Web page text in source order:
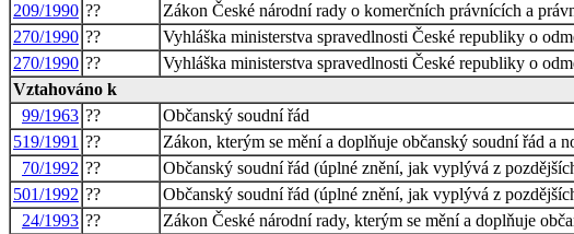
209/1990 ??
Zákon České národní rady o komerčních právnících a
270/1990 ??
Vyhláška ministerstva spravedlnosti České republiky o
270/1990 ??
Vyhláška ministerstva spravedlnosti České republiky o
Vztahováno k
99/1963 ??
Občanský soudní řád
519/1991 ??
Zákon, kterým se mění a doplňuje občanský soudní řád a
70/1992 ??
Občanský soudní řád (úplné znění, jak vyplývá z
501/1992 ??
Občanský soudní řád (úplné znění, jak vyplývá z
24/1993 ??
Zákon České národní rady, kterým se mění a doplňuje